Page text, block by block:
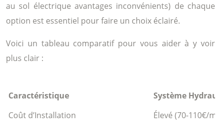
au sol électrique avantages inconvénients) de chaque
option est essentiel pour faire un choix éclairé.
Voici un tableau comparatif pour vous aider à y voir
plus clair :
Caractéristique
Système
Coût d’Installation
Élevé (70-110€/